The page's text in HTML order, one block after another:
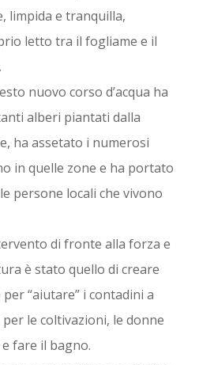
limpida e tranquilla,
letto tra il fogliame e il
nuovo corso d’acqua ha
alberi piantati dalla
ha assetato i numerosi
in quelle zone e ha portato
persone locali che vivono
di fronte alla forza e
è stato quello di creare
“aiutare” i contadini a
per le coltivazioni, le donne
fare il bagno.